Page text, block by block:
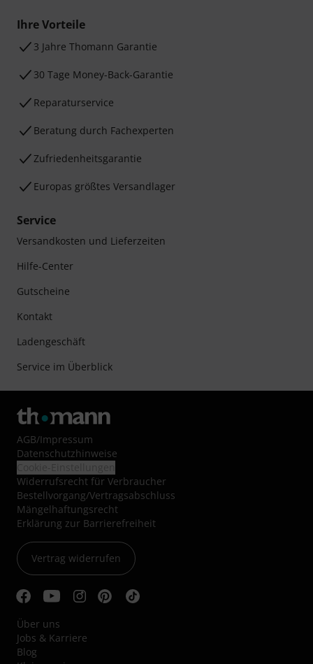
Ihre Vorteile
3 Jahre Thomann Garantie
30 Tage Money-Back-Garantie
Reparaturservice
Beratung durch Fachexperten
Zufriedenheitsgarantie
Europas größtes Versandlager
Service
Versandkosten und Lieferzeiten
Hilfe-Center
Gutscheine
Kontakt
Ladengeschäft
Service im Überblick
AGB/Impressum
Datenschutzhinweise
Widerrufsrecht für Verbraucher
Bestellvorgang/Vertragsabschluss
Mängelhaftungsrecht
Erklärung zur Barrierefreiheit
Vertrag widerrufen
Über uns
Jobs & Karriere
Blog